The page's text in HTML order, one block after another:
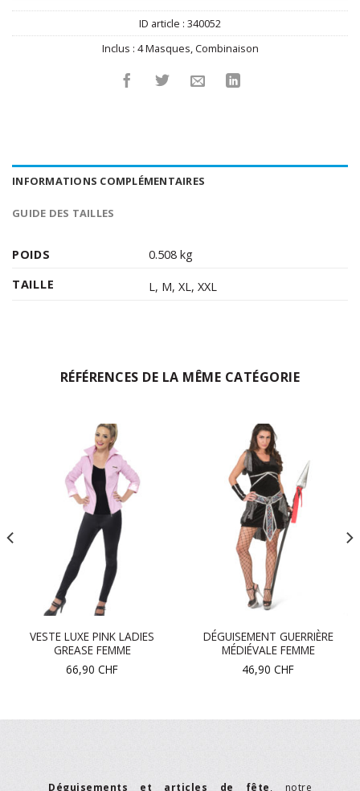
ID article : 340052
Inclus : 4 Masques,Combinaison
INFORMATIONS COMPLÉMENTAIRES
GUIDE DES TAILLES
POIDS
0.508 kg
TAILLE
L, M,XL,XXL
RÉFÉRENCES DE LA MÊME CATÉGORIE
VESTE LUXE PINK LADIES
GREASE FEMME
66,90 CHF
DÉGUISEMENT GUERRIÈRE
MÉDIÉVALE FEMME
46,90 CHF
Déguisements et articles de fête, notre